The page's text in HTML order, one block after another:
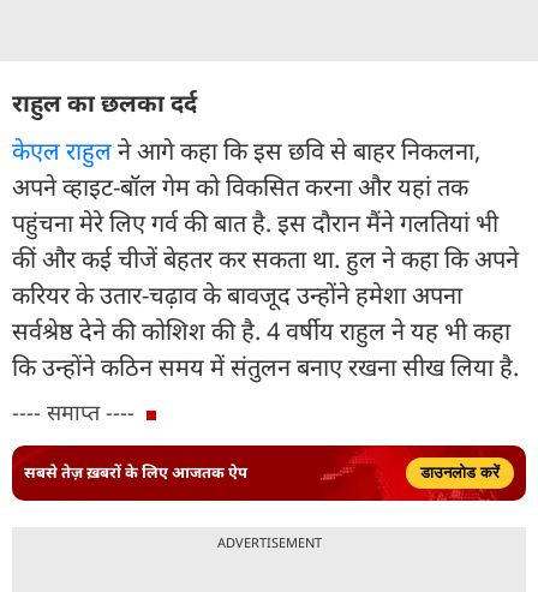
राहुल का छलका दर्द
केएल राहुलने आगे कहा कि इस छवि से बाहर निकलना,
अपने व्हाइट-बॉल गेम को विकसित करना और यहां तक
पहुंचना मेरे लिए गर्व की बात है. इस दौरान मैंने गलतियां भी
कीं और कई चीजें बेहतर कर सकता था. हुल ने कहा कि अपने
करियर के उतार-चढ़ाव के बावजूद उन्होंने हमेशा अपना
सर्वश्रेष्ठ देने की कोशिश की है. 4 वर्षीय राहुल ने यह भी कहा
कि उन्होंने कठिन समय में संतुलन बनाए रखना सीख लिया है.
---- समाप्त ----
सबसे तेज़ ख़बरों के लिए आजतक ऐप डाउनलोड करें
ADVERTISEMENT